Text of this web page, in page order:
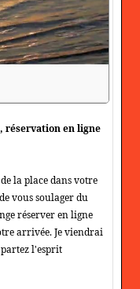
réservation en ligne
la place dans votre
vous soulager du
réserver en ligne
arrivée. Je viendrai
l'esprit